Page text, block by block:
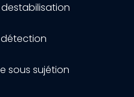
sous sujétion